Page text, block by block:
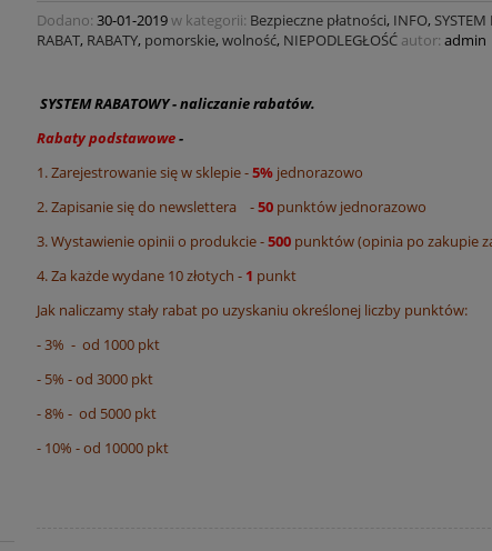
Dodano: 30-01-2019w kategorii: Bezpieczne płatności, INFO,
RABAT, RABATY, pomorskie, wolność, NIEPODLEGŁOŚĆ autor: admin
SYSTEM RABATOWY - naliczanie rabatów.
Rabaty podstawowe-
1. Zarejestrowanie się w sklepie -5% jednorazowo
2. Zapisanie się do newslettera -50 punktów jednorazowo
3. Wystawienie opinii o produkcie -500 punktów (opinia po zakupie
4. Za każde wydane 10 złotych - 1 punkt
Jak naliczamy stały rabat po uzyskaniu określonej liczby punktów:
- 3% - od 1000 pkt
- 5% - od 3000 pkt
- 8% - od 5000 pkt
- 10% - od 10000 pkt